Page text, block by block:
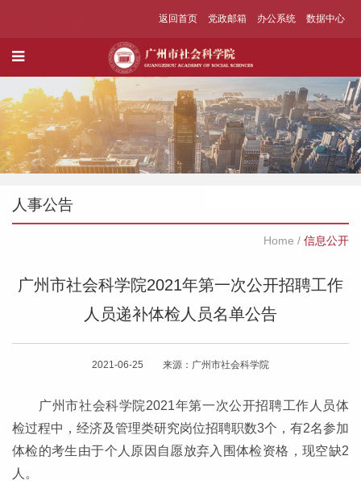
返回首页 党政邮箱 办公系统 数据中心
人事公告
Home / 信息公开
广州市社会科学院2021年第一次公开招聘工作
人员递补体检人员名单公告
2021-06-25 来源：广州市社会科学院
广州市社会科学院2021年第一次公开招聘工作人员体
检过程中，经济及管理类研究岗位招聘职数3个，有2名参加
体检的考生由于个人原因自愿放弃入围体检资格，现空缺2
人。